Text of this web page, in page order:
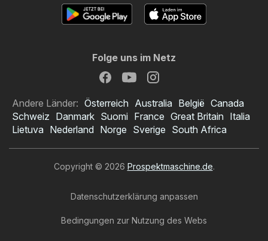
Folge uns im Netz
Andere Länder: Österreich Australia België Canada
Schweiz Danmark Suomi France Great Britain Italia
Lietuva Nederland Norge Sverige South Africa
Copyright © 2026 Prospektmaschine.de.
Datenschutzerklärung anpassen
Bedingungen zur Nutzung des Webs